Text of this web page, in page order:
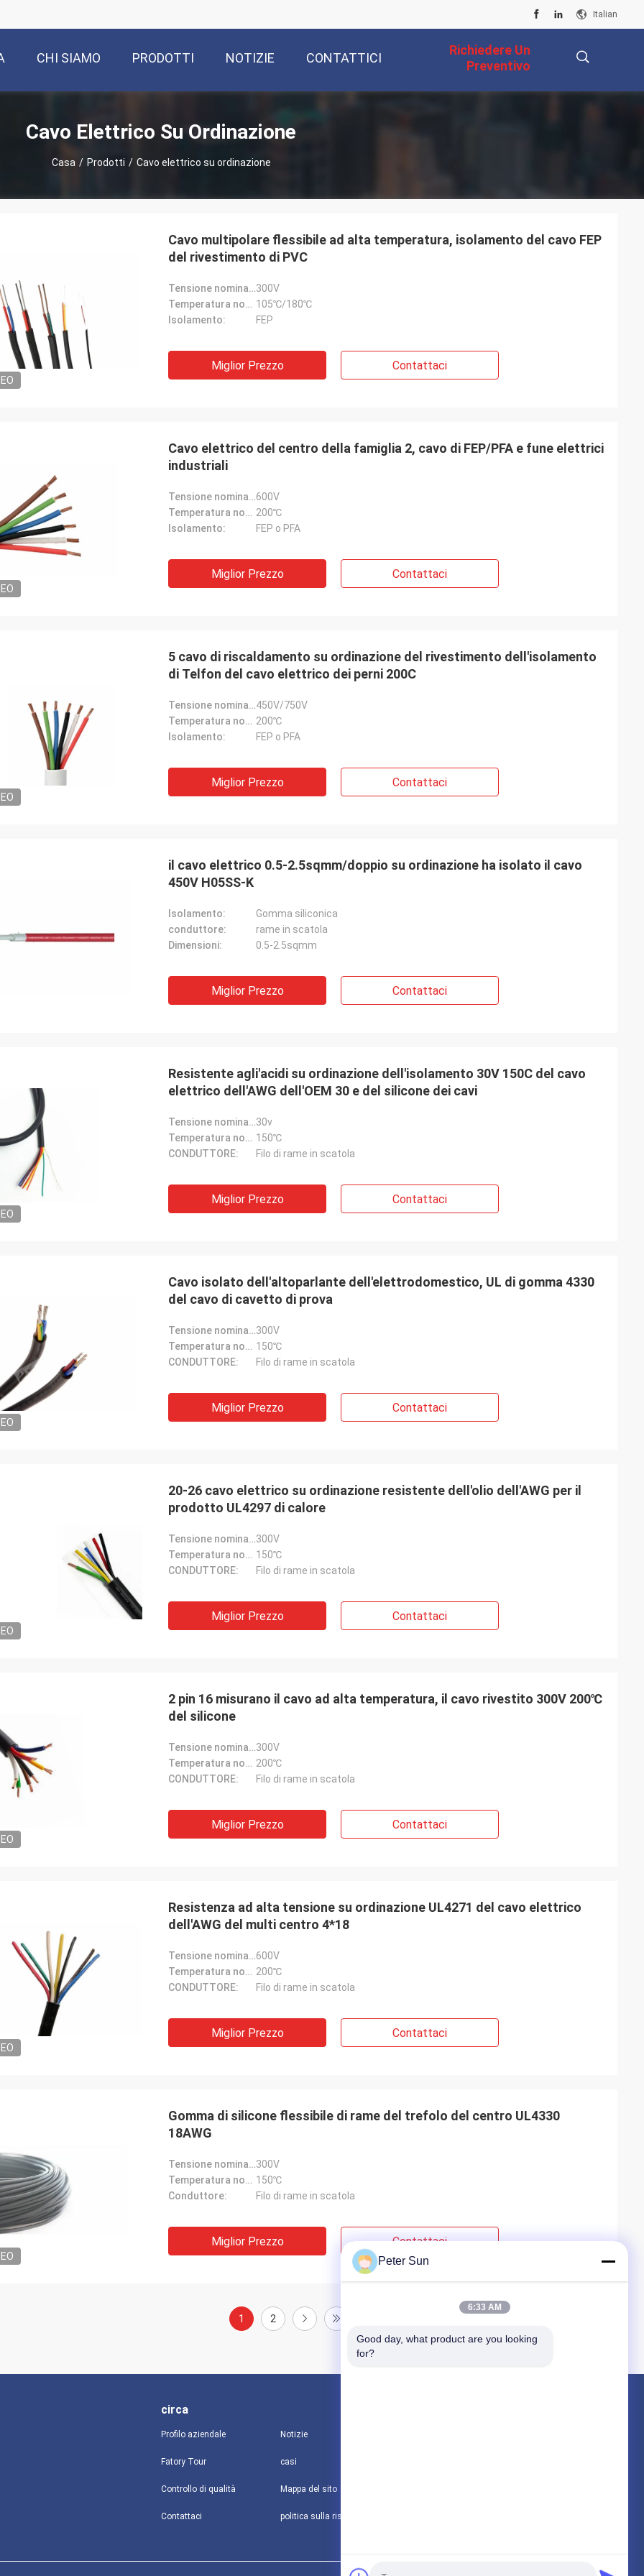
Italian
CHI SIAMO PRODOTTI NOTIZIE CONTATTICI
Richiedere Un
Preventivo
Cavo Elettrico Su Ordinazione
Casa / Prodotti / Cavo elettrico su ordinazione
Muller di Rudy
Cavo multipolare flessibile ad alta temperatura, isolamento del cavo FEP
del rivestimento di PVC
Tensione nominale:300V
Temperatura nominale: 105℃/180℃
Isolamento:
FEP
Miglior Prezzo Contattaci
Cavo elettrico del centro della famiglia 2, cavo di FEP/PFA e fune elettrici
industriali
Tensione nominale:600V
Temperatura nominale: 200℃
Isolamento:
FEP o PFA
Miglior Prezzo Contattaci
5 cavo di riscaldamento su ordinazione del rivestimento dell'isolamento
di Telfon del cavo elettrico dei perni 200C
Tensione nominale:450V/750V
Temperatura nominale: 200℃
Isolamento:
FEP o PFA
Miglior Prezzo Contattaci
il cavo elettrico 0.5-2.5sqmm/doppio su ordinazione ha isolato il cavo
450V H05SS-K
Isolamento:
Gomma siliconica
conduttore:
rame in scatola
Dimensioni:
0.5-2.5sqmm
Miglior Prezzo Contattaci
Resistente agli'acidi su ordinazione dell'isolamento 30V 150C del cavo
elettrico dell'AWG dell'OEM 30 e del silicone dei cavi
Tensione nominale:30v
Temperatura nominale: 150℃
CONDUTTORE:
Filo di rame in scatola
Miglior Prezzo Contattaci
Cavo isolato dell'altoparlante dell'elettrodomestico, UL di gomma 4330
del cavo di cavetto di prova
Tensione nominale:300V
Temperatura nominale: 150℃
CONDUTTORE:
Filo di rame in scatola
Miglior Prezzo Contattaci
20-26 cavo elettrico su ordinazione resistente dell'olio dell'AWG per il
prodotto UL4297 di calore
Tensione nominale:300V
Temperatura nominale: 150℃
CONDUTTORE:
Filo di rame in scatola
Miglior Prezzo Contattaci
2 pin 16 misurano il cavo ad alta temperatura, il cavo rivestito 300V 200℃
del silicone
Tensione nominale:300V
Temperatura nominale: 200℃
CONDUTTORE:
Filo di rame in scatola
Miglior Prezzo Contattaci
Resistenza ad alta tensione su ordinazione UL4271 del cavo elettrico
dell'AWG del multi centro 4*18
Tensione nominale:600V
Temperatura nominale: 200℃
CONDUTTORE:
Filo di rame in scatola
Miglior Prezzo Contattaci
Gomma di silicone flessibile di rame del trefolo del centro UL4330
18AWG
Tensione nominale:300V
Temperatura nominale: 150℃
Conduttore:
Filo di rame in scatola
Miglior Prezzo Contattaci
1 2
circa
Profilo aziendale
Fatory Tour
Controllo di qualità
Contattaci
Notizie
casi
Mappa del sito
Peter Sun
6:33 AM
Good day, what product are you looking
for?